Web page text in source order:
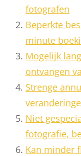
fotografen
Beperkte
minute
Mogelijk
ontvangen
Strenge
Niet
fotografie,
Kan minder